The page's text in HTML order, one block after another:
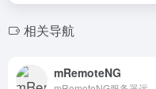
相关导航
mRemoteNG